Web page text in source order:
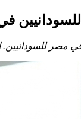
في مصر